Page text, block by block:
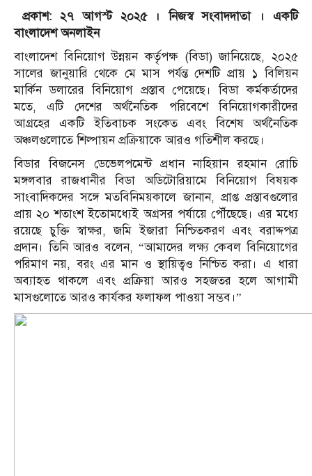
প্রকাশ: ২৭ আগস্ট ২০২৫ । নিজস্ব সংবাদদাতা । একটি
বাংলাদেশ অনলাইন
বাংলাদেশ বিনিয়োগ উন্নয়ন কর্তৃপক্ষ (বিডা) জানিয়েছে, ২০২৫
সালের জানুয়ারি থেকে মে মাস পর্যন্ত দেশটি প্রায় ১ বিলিয়ন
মার্কিন ডলারের বিনিয়োগ প্রস্তাব পেয়েছে। বিডা কর্মকর্তাদের
মতে, এটি দেশের অর্থনৈতিক পরিবেশে বিনিয়োগকারীদের
আগ্রহের একটি ইতিবাচক সংকেত এবং বিশেষ অর্থনৈতিক
অঞ্চলগুলোতে শিল্পায়ন প্রক্রিয়াকে আরও গতিশীল করছে।
বিডার বিজনেস ডেভেলপমেন্ট প্রধান নাহিয়ান রহমান রোচি
মঙ্গলবার রাজধানীর বিডা অডিটোরিয়ামে বিনিয়োগ বিষয়ক
সাংবাদিকদের সঙ্গে মতবিনিময়কালে জানান, প্রাপ্ত প্রস্তাবগুলোর
প্রায় ২০ শতাংশ ইতোমধ্যেই অগ্রসর পর্যায়ে পৌঁছেছে। এর মধ্যে
রয়েছে চুক্তি স্বাক্ষর, জমি ইজারা নিশ্চিতকরণ এবং বরাদ্দপত্র
প্রদান। তিনি আরও বলেন, “আমাদের লক্ষ্য কেবল বিনিয়োগের
পরিমাণ নয়, বরং এর মান ও স্থায়িত্বও নিশ্চিত করা। এ ধারা
অব্যাহত থাকলে এবং প্রক্রিয়া আরও সহজতর হলে আগামী
মাসগুলোতে আরও কার্যকর ফলাফল পাওয়া সম্ভব।”